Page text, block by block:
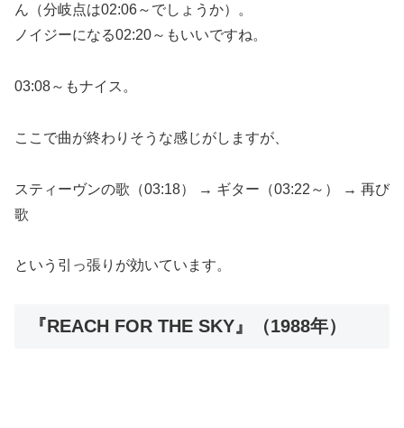
ん（分岐点は02:06～でしょうか）。
ノイジーになる02:20～もいいですね。
03:08～もナイス。
ここで曲が終わりそうな感じがしますが、
スティーヴンの歌（03:18） → ギター（03:22～） → 再び
歌
という引っ張りが効いています。
『REACH FOR THE SKY』（1988年）